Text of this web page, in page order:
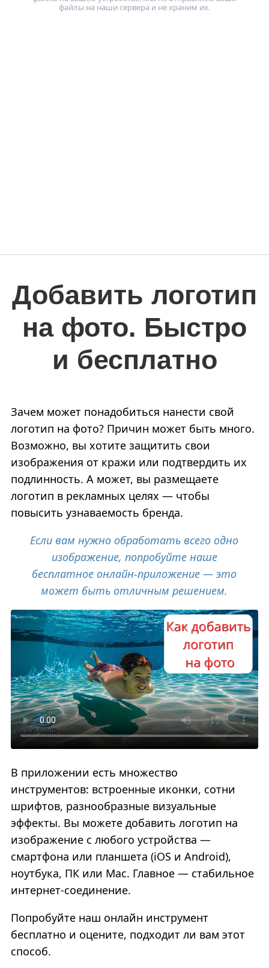
файлы на наши сервера и не храним их.
Добавить логотип
на фото. Быстро
и бесплатно
Зачем может понадобиться нанести свой
логотип на фото? Причин может быть много.
Возможно, вы хотите защитить свои
изображения от кражи или подтвердить их
подлинность. А может, вы размещаете
логотип в рекламных целях — чтобы
повысить узнаваемость бренда.
Если вам нужно обработать всего одно
изображение, попробуйте наше
бесплатное онлайн-приложение — это
может быть отличным решением.
В приложении есть множество
инструментов: встроенные иконки, сотни
шрифтов, разнообразные визуальные
эффекты. Вы можете добавить логотип на
изображение с любого устройства —
смартфона или планшета (iOS и Android),
ноутбука, ПК или Mac. Главное — стабильное
интернет-соединение.
Попробуйте наш онлайн инструмент
бесплатно и оцените, подходит ли вам этот
способ.